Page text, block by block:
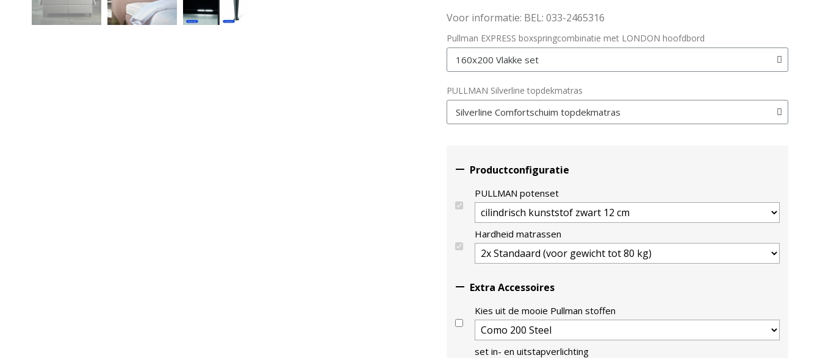
Voor informatie: BEL: 033-2465316
Pullman EXPRESS boxspringcombinatie met LONDON hoofdbord
PULLMAN Silverline topdekmatras
 Productconfiguratie
PULLMAN potenset
Hardheid matrassen
 Extra Accessoires
Kies uit de mooie Pullman stoffen
set in- en uitstapverlichting